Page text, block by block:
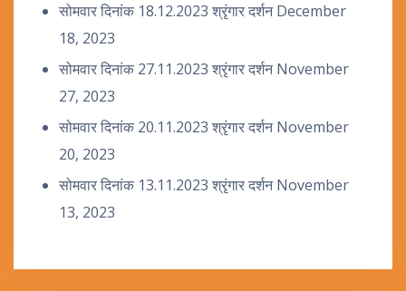
सोमवार दिनांक 18.12.2023 श्रृंगार दर्शन December
18, 2023
सोमवार दिनांक 27.11.2023 श्रृंगार दर्शन November
27, 2023
सोमवार दिनांक 20.11.2023 श्रृंगार दर्शन November
20, 2023
सोमवार दिनांक 13.11.2023 श्रृंगार दर्शन November
13, 2023